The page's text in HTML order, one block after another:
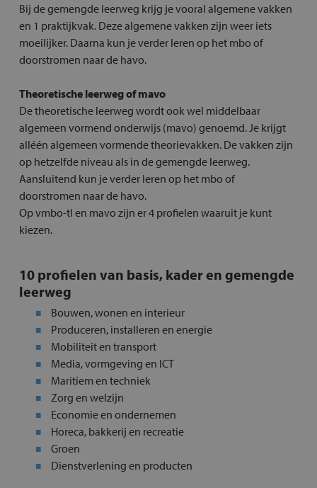
Bij de gemengde leerweg krijg je vooral algemene vakken
en 1 praktijkvak. Deze algemene vakken zijn weer iets
moeilijker. Daarna kun je verder leren op het mbo of
doorstromen naar de havo.
Theoretische leerweg of mavo
De theoretische leerweg wordt ook wel middelbaar
algemeen vormend onderwijs (mavo) genoemd. Je krijgt
alléén algemeen vormende theorievakken. De vakken zijn
op hetzelfde niveau als in de gemengde leerweg.
Aansluitend kun je verder leren op het mbo of
doorstromen naar de havo.
Op vmbo-tl en mavo zijn er 4 profielen waaruit je kunt
kiezen.
10 profielen van basis, kader en gemengde
leerweg
Bouwen, wonen en interieur
Produceren, installeren en energie
Mobiliteit en transport
Media, vormgeving en ICT
Maritiem en techniek
Zorg en welzijn
Economie en ondernemen
Horeca, bakkerij en recreatie
Groen
Dienstverlening en producten